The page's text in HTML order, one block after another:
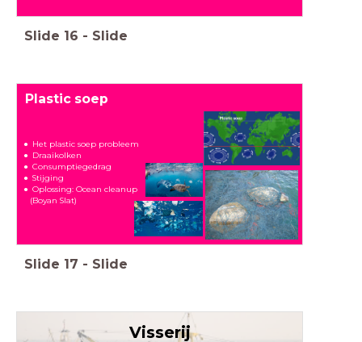
Slide 16 - Slide
Plastic soep
Het plastic soep probleem
Draaikolken
Consumptiegedrag
Stijging
Oplossing: Ocean cleanup
(Boyan Slat)
Slide 17 - Slide
Visserij